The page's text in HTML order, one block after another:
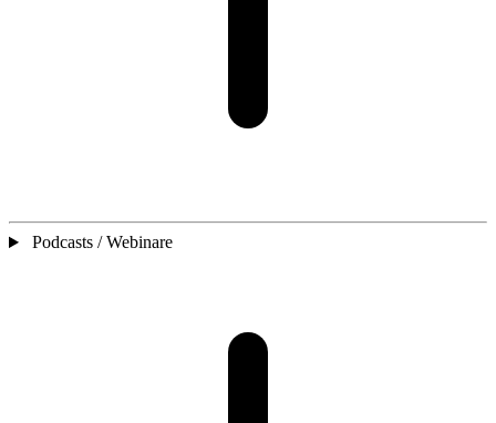
Podcasts / Webinare